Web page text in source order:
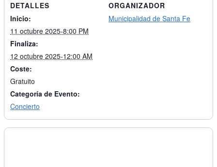
DETALLES
Inicio:
11 octubre 2025-8:00 PM
Finaliza:
12 octubre 2025-12:00 AM
Coste:
Gratuito
Categoría de Evento:
Concierto
ORGANIZADOR
Municipalidad de Santa Fe